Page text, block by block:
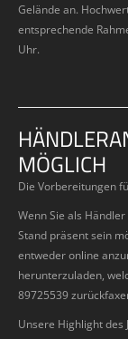
Gelände an.
entsprechende
Uhr.
MÖGLICH
Die Vorbereitungen
Wenn Sie als
Stand präsent sein
entweder online
herunterzuladen,
89725539
Unsere Highlight des